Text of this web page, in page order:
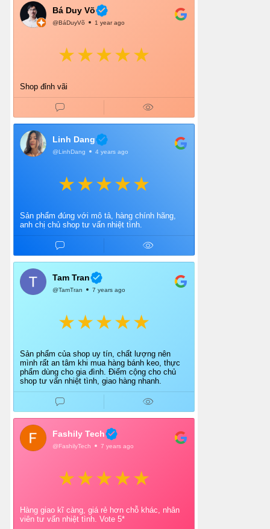
Bá Duy Võ
@BáDuyVõ 1 year ago
Shop đỉnh vãi
Linh Dang
@LinhDang 4 years ago
Sản phẩm đúng với mô tả, hàng chính hãng,
anh chị chủ shop tư vấn nhiệt tình.
Tam Tran
@TamTran 7 years ago
Sản phẩm của shop uy tín, chất lượng nên
mình rất an tâm khi mua hàng bánh keo, thực
phẩm dùng cho gia đình. Điểm cộng cho chủ
shop tư vấn nhiệt tình, giao hàng nhanh.
Fashily Tech
@FashilyTech 7 years ago
Hàng giao kĩ càng, giá rẻ hơn chỗ khác, nhân
viên tư vấn nhiệt tình. Vote 5*